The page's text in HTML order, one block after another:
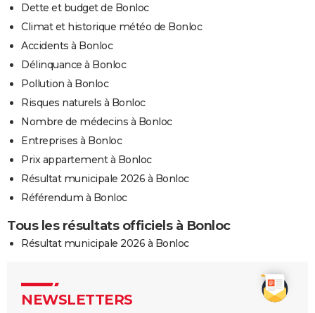
Dette et budget de Bonloc
Climat et historique météo de Bonloc
Accidents à Bonloc
Délinquance à Bonloc
Pollution à Bonloc
Risques naturels à Bonloc
Nombre de médecins à Bonloc
Entreprises à Bonloc
Prix appartement à Bonloc
Résultat municipale 2026 à Bonloc
Référendum à Bonloc
Tous les résultats officiels à Bonloc
Résultat municipale 2026 à Bonloc
NEWSLETTERS